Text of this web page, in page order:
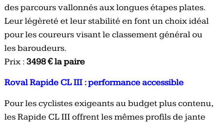
des parcours vallonnés aux longues étapes plates.
Leur légèreté et leur stabilité en font un choix idéal
pour les coureurs visant le classement général ou
les baroudeurs.
Prix : 3498 € la paire
Roval Rapide CL III : performance accessible
Pour les cyclistes exigeants au budget plus contenu,
les Rapide CL III offrent les mêmes profils de jante